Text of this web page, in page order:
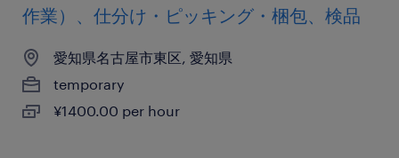
作業）、仕分け・ピッキング・梱包、検品
愛知県名古屋市東区, 愛知県
temporary
¥1400.00 per hour